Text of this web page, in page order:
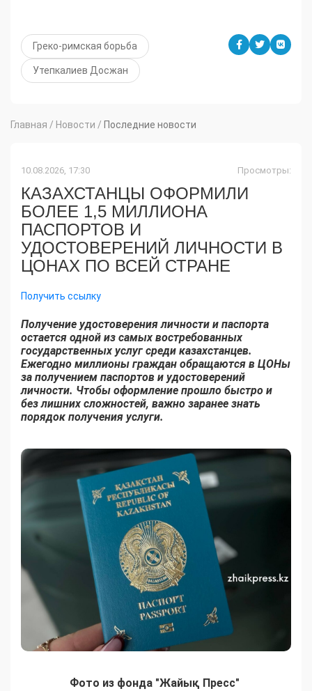
Греко-римская борьба
Утепкалиев Досжан
Главная / Новости / Последние новости
10.08.2026, 17:30 Просмотры:
КАЗАХСТАНЦЫ ОФОРМИЛИ
БОЛЕЕ 1,5 МИЛЛИОНА
ПАСПОРТОВ И
УДОСТОВЕРЕНИЙ ЛИЧНОСТИ В
ЦОНАХ ПО ВСЕЙ СТРАНЕ
Получить ссылку
Получение удостоверения личности и паспорта
остается одной из самых востребованных
государственных услуг среди казахстанцев.
Ежегодно миллионы граждан обращаются в ЦОНы
за получением паспортов и удостоверений
личности. Чтобы оформление прошло быстро и
без лишних сложностей, важно заранее знать
порядок получения услуги.
Фото из фонда "Жайық Пресс"